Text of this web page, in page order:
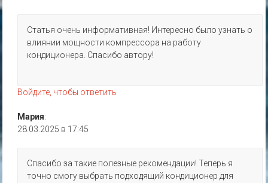
Статья очень информативная! Интересно было узнать о
влиянии мощности компрессора на работу
кондиционера. Спасибо автору!
Войдите, чтобы ответить
Мария:
28.03.2025 в 17:45
Спасибо за такие полезные рекомендации! Теперь я
точно смогу выбрать подходящий кондиционер для